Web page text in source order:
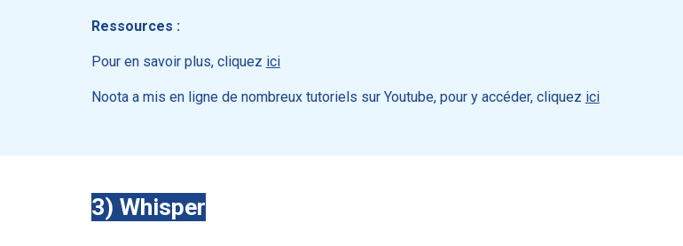
Ressources :
Pour en savoir plus, cliquez ici
Noota a mis en ligne de nombreux tutoriels sur Youtube, pour y accéder, cliquez ici
3) Whisper